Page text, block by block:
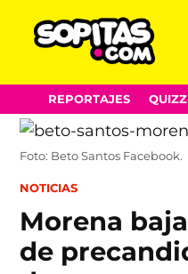
Skip
to
content
REPORTAJES
Foto: Beto Santos Facebook.
POSTED
NOTICIAS
Morena
de